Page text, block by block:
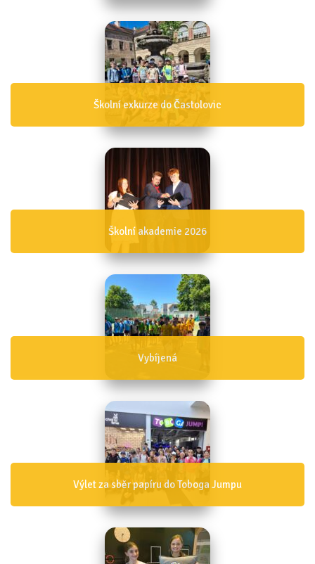
Školní exkurze do Častolovic
Školní akademie 2026
Vybíjená
Výlet za sběr papíru do Toboga Jumpu